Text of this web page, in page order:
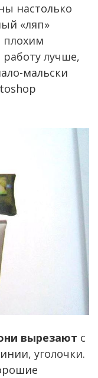
настолько
«ляп»
плохим
лучше,
мальски
вырезают с
уголочки.